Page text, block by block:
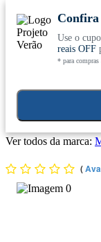
Conheça nosso site
Confira
Use o
reais OFF
* para
Kit 3x Cálcio MDK
Ver todos da marca:
(